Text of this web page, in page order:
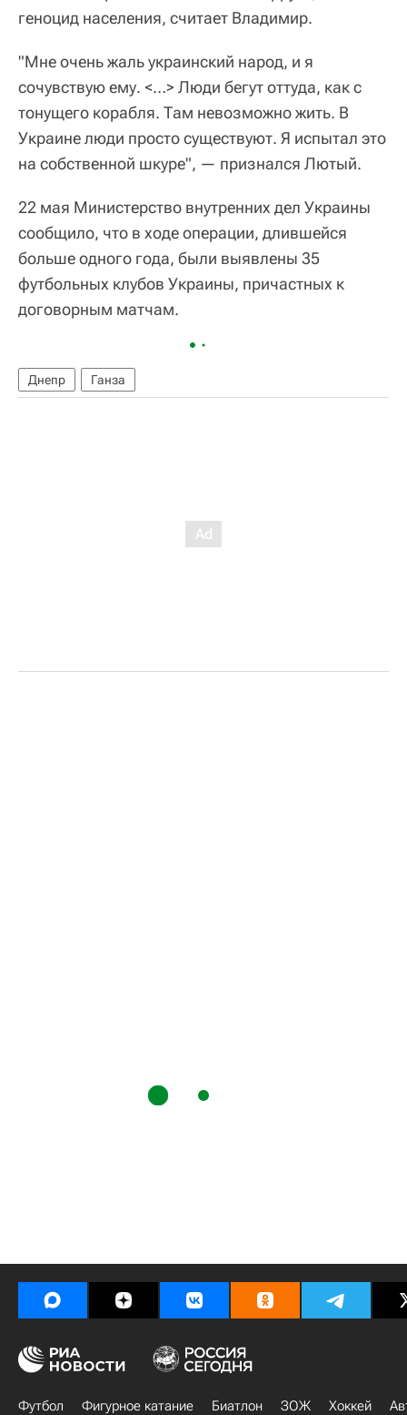
геноцид населения, считает Владимир.
"Мне очень жаль украинский народ, и я
сочувствую ему. <…> Люди бегут оттуда, как с
тонущего корабля. Там невозможно жить. В
Украине люди просто существуют. Я испытал это
на собственной шкуре", — признался Лютый.
22 мая Министерство внутренних дел Украины
сообщило, что в ходе операции, длившейся
больше одного года, были выявлены 35
футбольных клубов Украины, причастных к
договорным матчам.
Днепр Ганза
Футбол Фигурное катание Биатлон ЗОЖ Хоккей